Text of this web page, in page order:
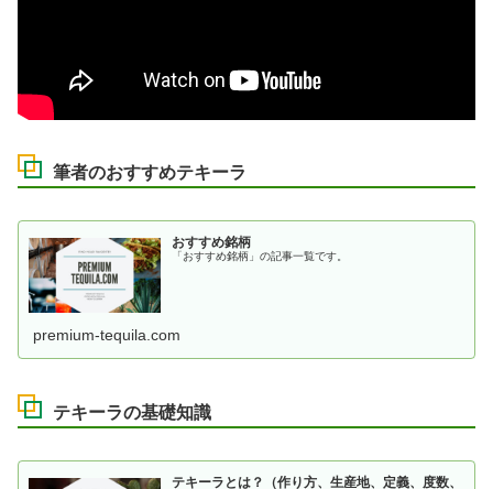
筆者のおすすめテキーラ
おすすめ銘柄
「おすすめ銘柄」の記事一覧です。
premium-tequila.com
テキーラの基礎知識
テキーラとは？（作り方、生産地、定義、度数、